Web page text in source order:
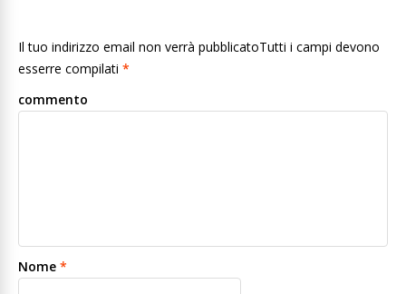
Il tuo indirizzo email non verrà pubblicatoTutti i campi devono
esserre compilati *
commento
Nome *